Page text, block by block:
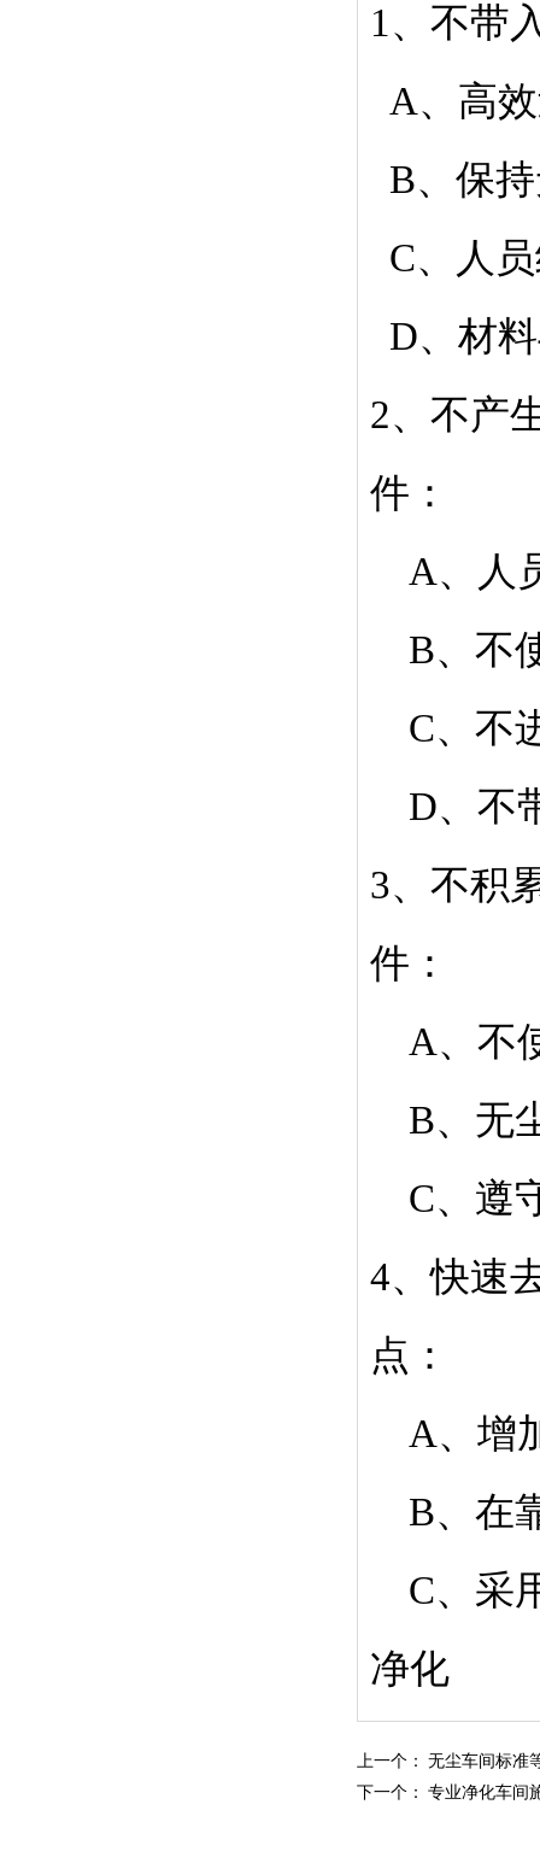
1、不带
A、高
B、保
C、人
D、材
2、不产
件：
A、人
B、不
C、不
D、不
3、不积
件：
A、不
B、无
C、遵
4、快速
点：
A、增
B、在
C、采
净化
上一个： 无尘车间标准
下一个： 专业净化车间